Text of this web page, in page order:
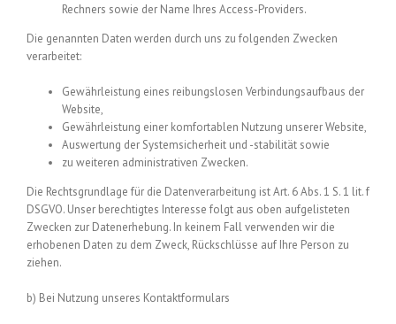
Rechners sowie der Name Ihres Access-Providers.
Die genannten Daten werden durch uns zu folgenden Zwecken
verarbeitet:
Gewährleistung eines reibungslosen Verbindungsaufbaus der
Website,
Gewährleistung einer komfortablen Nutzung unserer Website,
Auswertung der Systemsicherheit und -stabilität sowie
zu weiteren administrativen Zwecken.
Die Rechtsgrundlage für die Datenverarbeitung ist Art. 6 Abs. 1 S. 1 lit. f
DSGVO. Unser berechtigtes Interesse folgt aus oben aufgelisteten
Zwecken zur Datenerhebung. In keinem Fall verwenden wir die
erhobenen Daten zu dem Zweck, Rückschlüsse auf Ihre Person zu
ziehen.
b) Bei Nutzung unseres Kontaktformulars